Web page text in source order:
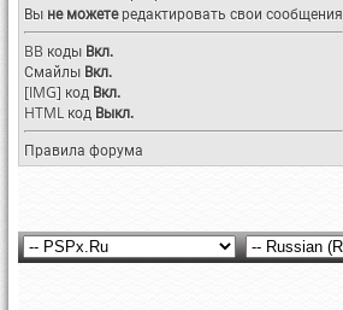
Вы не можетередактировать свои сообщения
BB коды Вкл.
Смайлы Вкл.
[IMG] код Вкл.
HTML код Выкл.
Правила форума